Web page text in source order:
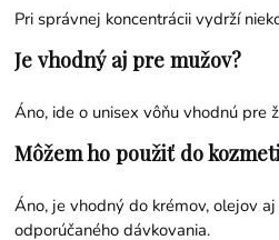
Pri správnej koncentrácii vydrží
Je vhodný aj pre mužov?
Áno, ide o unisex vôňu vhodnú pre
Môžem ho použiť do
Áno, je vhodný do krémov, olejov
odporúčaného dávkovania.